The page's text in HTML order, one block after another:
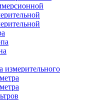
измерительного